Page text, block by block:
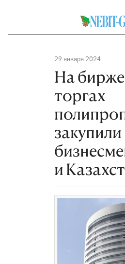
29 января 2024
На
торгах
закупили
и